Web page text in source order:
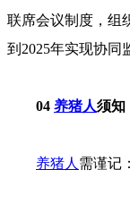
联席会议制度，组
到2025年实现协同
04 养猪人须知
养猪人 需谨记